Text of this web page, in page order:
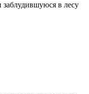
в лесу